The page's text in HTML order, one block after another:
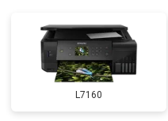
L7160